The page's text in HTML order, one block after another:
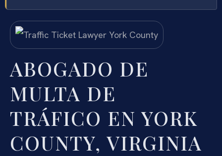
ABOGADO DE
MULTA DE
TRÁFICO EN YORK
COUNTY, VIRGINIA